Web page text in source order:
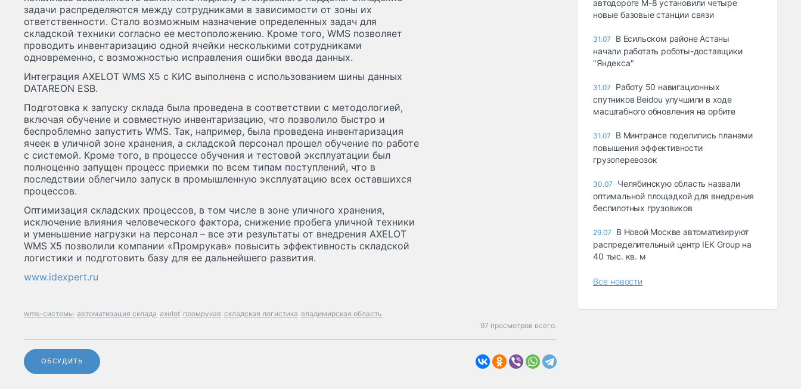
задачи распределяются между сотрудниками в зависимости от зоны их
ответственности. Стало возможным назначение определенных задач для
складской техники согласно ее местоположению. Кроме того, WMS позволяет
проводить инвентаризацию одной ячейки несколькими сотрудниками
одновременно, с возможностью исправления ошибки ввода данных.
Интеграция AXELOT WMS X5 с КИС выполнена с использованием шины данных
DATAREON ESB.
Подготовка к запуску склада была проведена в соответствии с методологией,
включая обучение и совместную инвентаризацию, что позволило быстро и
беспроблемно запустить WMS. Так, например, была проведена инвентаризация
ячеек в уличной зоне хранения, а складской персонал прошел обучение по работе
с системой. Кроме того, в процессе обучения и тестовой эксплуатации был
полноценно запущен процесс приемки по всем типам поступлений, что в
последствии облегчило запуск в промышленную эксплуатацию всех оставшихся
процессов.
Оптимизация складских процессов, в том числе в зоне уличного хранения,
исключение влияния человеческого фактора, снижение пробега уличной техники
и уменьшение нагрузки на персонал – все эти результаты от внедрения AXELOT
WMS X5 позволили компании «Промрукав» повысить эффективность складской
логистики и подготовить базу для ее дальнейшего развития.
www.idexpert.ru
wms-системы автоматизация склада axelot промрукав складская логистика владимирская область
97 просмотров всего.
ОБСУДИТЬ
автодороге М-8 установили четыре
новые базовые станции связи
31.07
В Есильском районе Астаны
начали работать роботы-доставщики
"Яндекса"
31.07
Работу 50 навигационных
спутников Beidou улучшили в ходе
масштабного обновления на орбите
31.07
В Минтрансе поделились планами
повышения эффективности
грузоперевозок
30.07
Челябинскую область назвали
оптимальной площадкой для внедрения
беспилотных грузовиков
29.07
В Новой Москве автоматизируют
распределительный центр IEK Group на
40 тыс. кв. м
Все новости